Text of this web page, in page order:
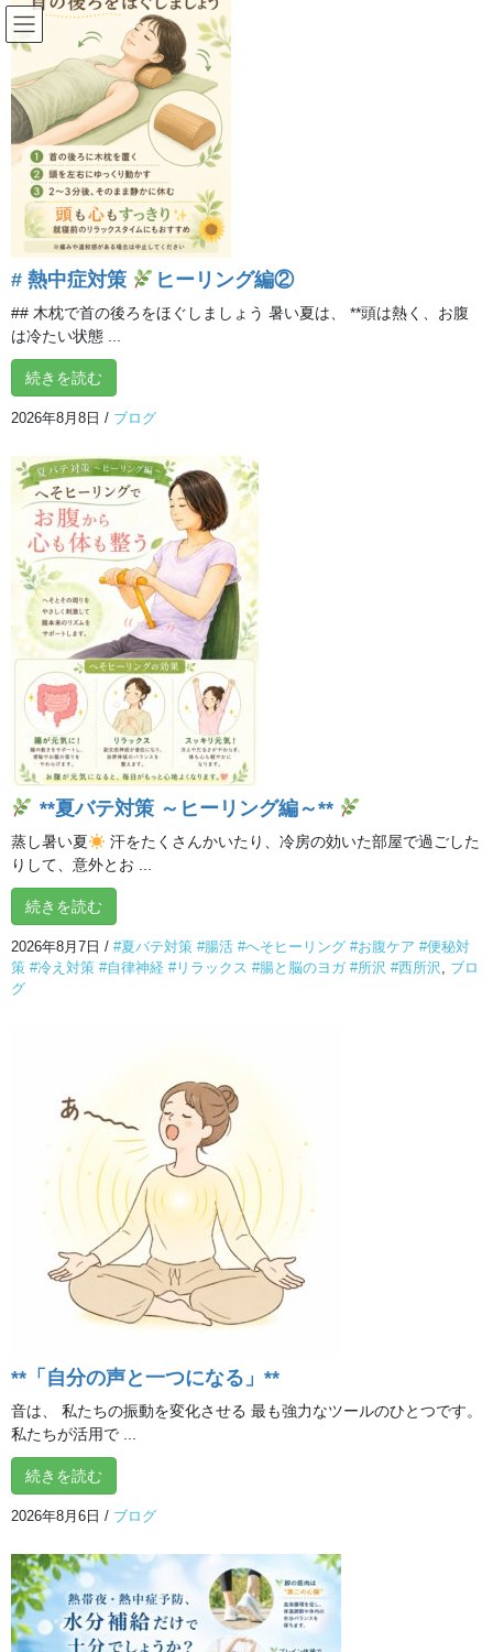
コ
ン
ン
ツ
へ
ス
ナ
ビ
ー
シ
ョ
ン
ブログ
HOME ブログ 会員さんからの声「首、肩こりが軽くなった、心地よい」
2025年8月11日 / 最終更新日時 :2025年8月11日
スタジオ
ブログ
会員さんからの声「首、肩こりが
軽くなった、心地よい」
50代女性
慢性的な首や肩の痛みが、クラスの後にはすっと軽くなり、動き
がなめらかに。
最初は「70分って長いかな…」と思っていたけれど、最近は「あ
れ？もう終わり？」と感じるくらい、あっという間の心地よい時
間です。
この記事が気に入ったらいい
ブログ
前の記事
会員さんからの声「狭い空間で
もスッキリ」
2025年8月8日
福来たる飾り「招き猫と富士山
と亀
親子」
オンライン体験クラス
# 熱中症対策 ヒーリング編②
## 木枕で首の後ろをほぐしましょう 暑い夏は、 **頭は熱く、お腹
は冷たい状態 ...
続きを読む
2026年8月8日 / ブログ
**夏バテ対策 ～ヒーリング編～**
蒸し暑い夏
汗をたくさんかいたり、冷房の効いた部屋で過ごした
りして、意外とお ...
続きを読む
2026年8月7日 / #夏バテ対策 #腸活 #へそヒーリング #お腹ケア #便秘対
策 #冷え対策 #自律神経 #リラックス #腸と脳のヨガ #所沢 #西所沢 , ブロ
グ
**「自分の声と一つになる」**
音は、 私たちの振動を変化させる 最も強力なツールのひとつです。
私たちが活用で ...
続きを読む
2026年8月6日 / ブログ